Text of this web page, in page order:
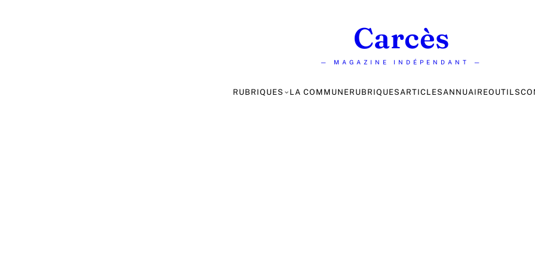
Carcès
— MAGAZINE INDÉPENDANT —
RUBRIQUES LA COMMUNERUBRIQUESARTICLESANNUAIREOUTILS